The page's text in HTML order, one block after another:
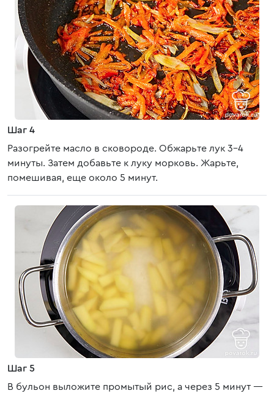
Шаг 4
Разогрейте масло в сковороде. Обжарьте лук 3-4
минуты. Затем добавьте к луку морковь. Жарьте,
помешивая, еще около 5 минут.
Шаг 5
В бульон выложите промытый рис, а через 5 минут —